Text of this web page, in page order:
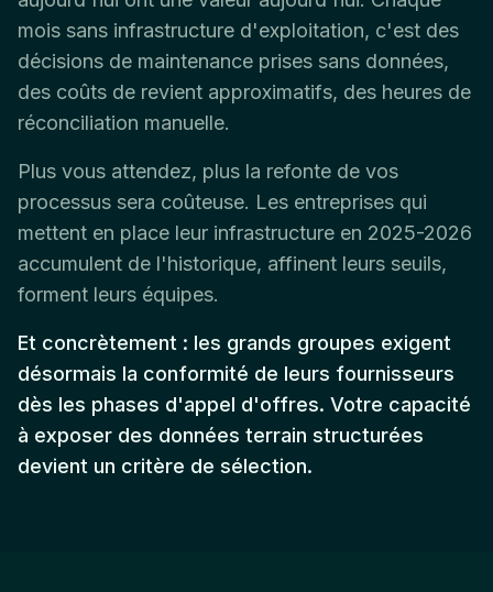
mois sans infrastructure d'exploitation, c'est des
décisions de maintenance prises sans données,
des coûts de revient approximatifs, des heures de
réconciliation manuelle.
Plus vous attendez, plus la refonte de vos
processus sera coûteuse. Les entreprises qui
mettent en place leur infrastructure en 2025-2026
accumulent de l'historique, affinent leurs seuils,
forment leurs équipes.
Et concrètement : les grands groupes exigent
désormais la conformité de leurs fournisseurs
dès les phases d'appel d'offres. Votre capacité
à exposer des données terrain structurées
devient un critère de sélection.